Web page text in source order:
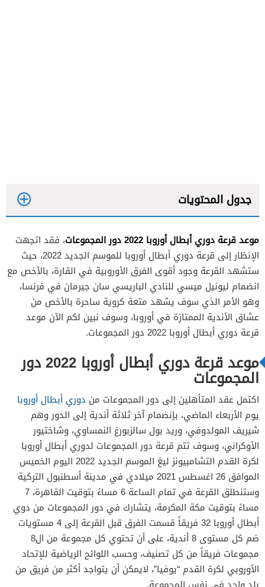
جدول المحتويات
موعد قرعة دوري أبطال أوروبا 2022 دور المجموعات
، فقد اتجهت
الإنظار إلى قرعة دوري أبطال أوروبا للموسم الجديد 2022، حيث
ستشهد القرعة وجود أقوى الفرق الأوروبية في القارة، بالأخص مع
انضمام ليونيل ميسي للنادي الباريسي سان جيرمان في فرنسا،
وهو الأمر الذي سوف يشهد متعة كروية ساحرة بالأخص من
عشاق الأندية الممتازة في أوروبا، وسوف نبين لكم الآن موعد
قرعة دوري أبطال أوروبا 2022 دور المجموعات.
موعد قرعة دوري أبطال أوروبا 2022 دور
المجموعات
اكتمل عقد المتأهلين إلى دور المجموعات من دوري أبطال أوروبا
يوم الأربعاء الماضي، بإنضمام آخر ثلاثة أندية إلى الدور وهم
شيريف المولدوفي، وريد بول سالزبورغ النمساوي، وشاختيور
الأوكراني، وسوف تتم قرعة دور المجموعات لدوري أبطال أوروبا
لكرة القدم التشامبيونز ليغ الموسم الجديد 2022 اليوم الخميس
الموافق 26 اغسطس 2021 ميلادي في مدينة أسطنبول التركية
وستنطلق القرعة في تمام الساعة 6 مساءً بتوقيت القاهرة، 7
مساءً بتوقيت مكة المكرمة، يتشارك في دور المجموعات من دوي
أبطال أوروبا 32 فريقاً قسمت الفرق قبل القرعة إلى 4 مستويات
ضم كل مستوى 8 أندية، على أن تحتوي كل مجموعة من ال8
مجموعات فريقاً من كل تصنيف، وحسب اللوائح الرياضية للإتحاد
الأوروبي لكرة القدم “يوفيا”، لايمكن أن يتواجد أكثر من فريق من